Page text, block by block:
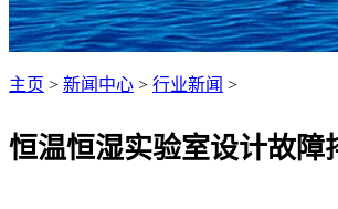
主页 > 新闻中心 > 行业新闻 >
恒温恒湿实验室设计故障